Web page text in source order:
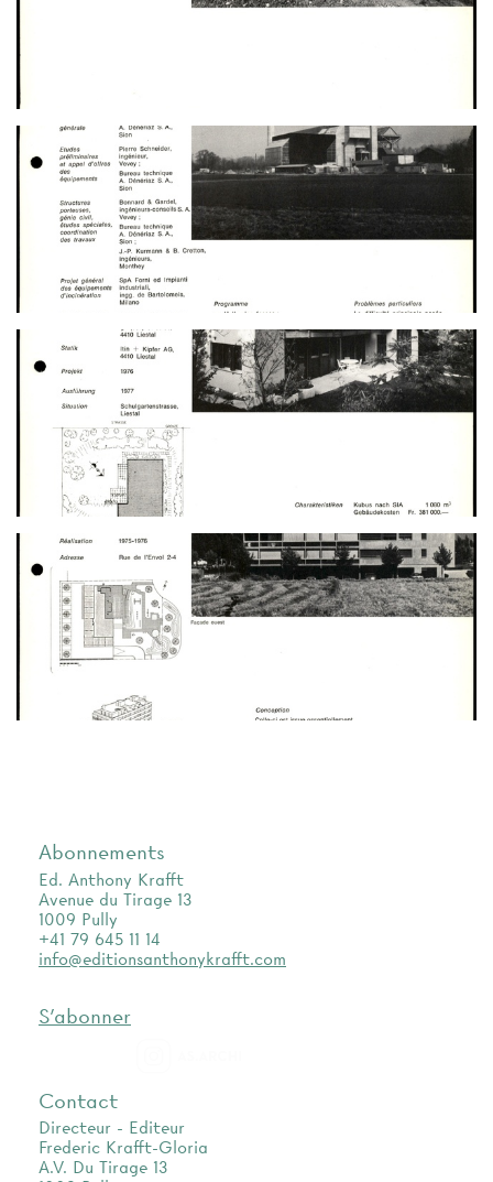
Abonnements
Ed. Anthony Krafft
Avenue du Tirage 13
1009 Pully
+41 79 645 11 14
info@editionsanthonykrafft.com
S'abonner
Contact
Directeur - Editeur
Frederic Krafft-Gloria
A.V. Du Tirage 13